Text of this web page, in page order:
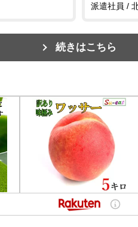
派遣社員 /
続きはこちら